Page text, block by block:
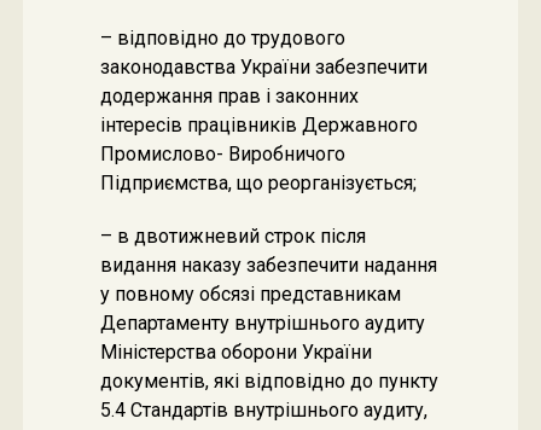
– відповідно до трудового
законодавства України забезпечити
додержання прав і законних
інтересів працівників Державного
Промислово- Виробничого
Підприємства, що реорганізується;
– в двотижневий строк після
видання наказу забезпечити надання
у повному обсязі представникам
Департаменту внутрішнього аудиту
Міністерства оборони України
документів, які відповідно до пункту
5.4 Стандартів внутрішнього аудиту,